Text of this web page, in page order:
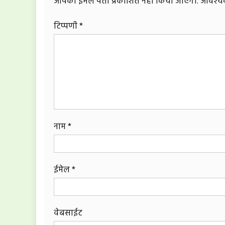
टिप्पणी*
नाम*
ईमेल*
वेबसाईट